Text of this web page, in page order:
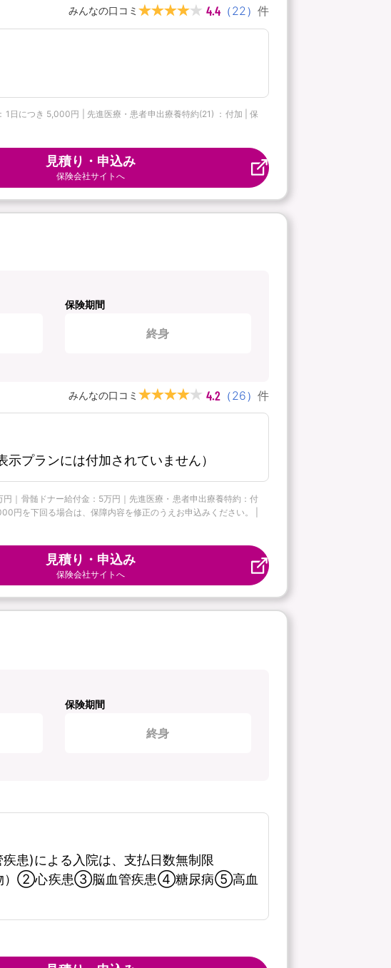
みんなの口コミ 4.4 （22） 件
日につき 5,000円 | 先進医療・患者申出療養特約(21) ：付加 | 保
見積り・申込み
保険会社サイトへ
保険期間
終身
みんなの口コミ 4.2 （26） 件
プランには付加されていません）
｜骨髄ドナー給付金：5万円｜先進医療・患者申出療養特約：付
円を下回る場合は、保障内容を修正のうえお申込みください。 |
見積り・申込み
保険会社サイトへ
保険期間
終身
患)による入院は、支払日数無制限
物）②心疾患③脳血管疾患④糖尿病⑤高血